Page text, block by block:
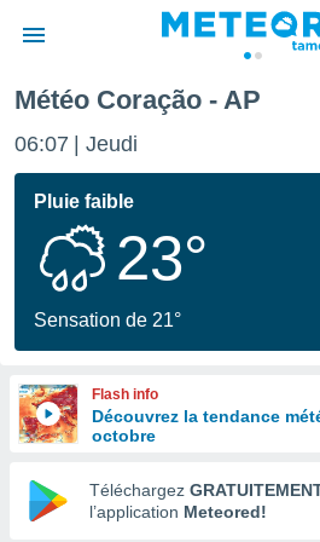
de
par
en
Météo Coração - AP
06:07 Jeudi
Pluie faible
23°
Sensation de 21°
Flash info
Découvrez la tendance
octobre
Téléchargez
l’application Meteored!